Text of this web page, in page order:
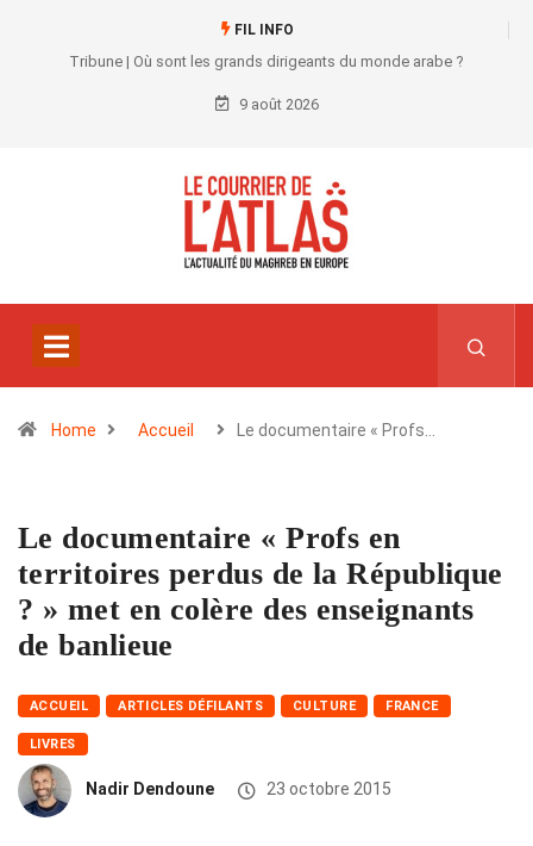
FIL INFO
Tribune | Où sont les grands dirigeants du monde arabe ?
9 août 2026
Home Accueil Le documentaire « Profs…
Le documentaire « Profs en
territoires perdus de la République
? » met en colère des enseignants
de banlieue
ACCUEIL ARTICLES DÉFILANTS CULTURE FRANCE
LIVRES
Nadir Dendoune 23 octobre 2015